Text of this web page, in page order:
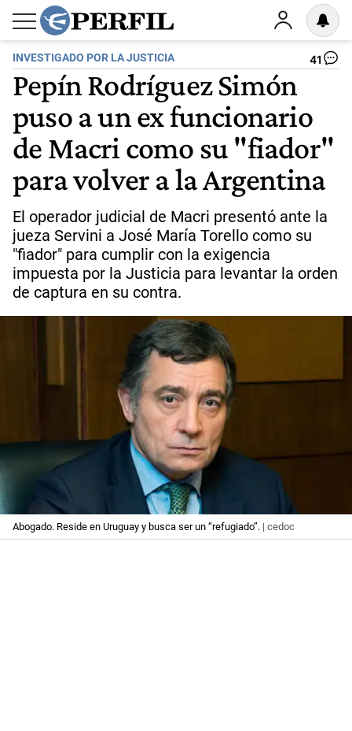
INVESTIGADO POR LA JUSTICIA 41
Pepín Rodríguez Simón
puso a un ex funcionario
de Macri como su "fiador"
para volver a la Argentina
El operador judicial de Macri presentó ante la
jueza Servini a José María Torello como su
"fiador" para cumplir con la exigencia
impuesta por la Justicia para levantar la orden
de captura en su contra.
Abogado. Reside en Uruguay y busca ser un “refugiado”. | cedoc